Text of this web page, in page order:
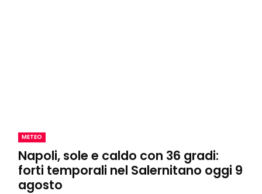
METEO
Napoli, sole e caldo con 36 gradi:
forti temporali nel Salernitano oggi 9
agosto